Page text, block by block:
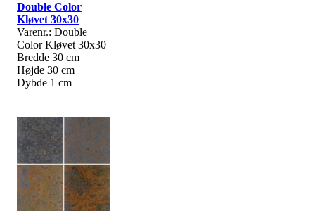
Double Color
Kløvet 30x30
Varenr.: Double
Color Kløvet 30x30
Bredde 30 cm
Højde 30 cm
Dybde 1 cm